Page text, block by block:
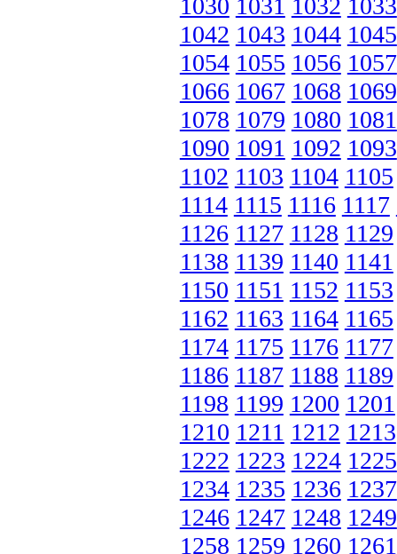
1030 1031 1032 1033
1042 1043 1044 1045
1054 1055 1056 1057
1066 1067 1068 1069
1078 1079 1080 1081
1090 1091 1092 1093
1102 1103 1104 1105
1114 1115 1116 1117
1126 1127 1128 1129
1138 1139 1140 1141
1150 1151 1152 1153
1162 1163 1164 1165
1174 1175 1176 1177
1186 1187 1188 1189
1198 1199 1200 1201
1210 1211 1212 1213
1222 1223 1224 1225
1234 1235 1236 1237
1246 1247 1248 1249
1258 1259 1260 1261